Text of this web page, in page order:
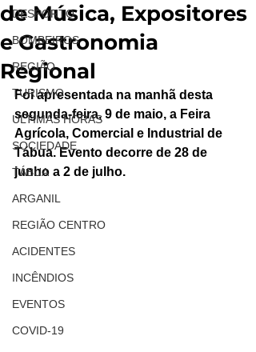
DESPORTO
BOMBEIROS
REGIÃO
TURISMO
ÚLTIMAS HORAS
SOCIEDADE
TÁBUA
ARGANIL
REGIÃO CENTRO
ACIDENTES
INCÊNDIOS
EVENTOS
COVID-19
de Música, Expositores
e Gastronomia
Regional
Foi apresentada na manhã desta
segunda-feira, 9 de maio, a Feira
Agrícola, Comercial e Industrial de
Tábua. Evento decorre de 28 de
junho a 2 de julho.